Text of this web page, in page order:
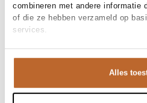
combineren met andere informatie
of die ze hebben verzameld op
services.
Alles